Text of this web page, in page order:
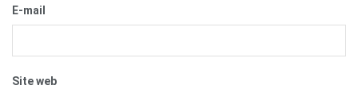
E-mail
Site web